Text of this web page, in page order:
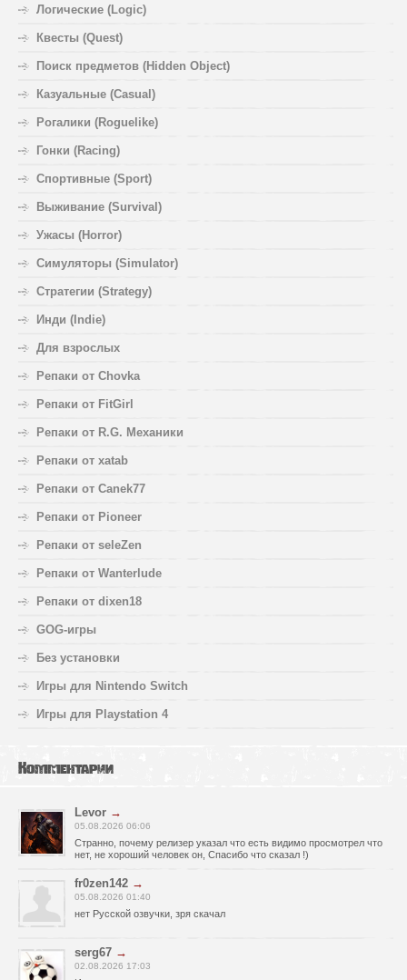
Логические (Logic)
Квесты (Quest)
Поиск предметов (Hidden Object)
Казуальные (Casual)
Рогалики (Roguelike)
Гонки (Racing)
Спортивные (Sport)
Выживание (Survival)
Ужасы (Horror)
Симуляторы (Simulator)
Стратегии (Strategy)
Инди (Indie)
Для взрослых
Репаки от Chovka
Репаки от FitGirl
Репаки от R.G. Механики
Репаки от xatab
Репаки от Canek77
Репаки от Pioneer
Репаки от seleZen
Репаки от Wanterlude
Репаки от dixen18
GOG-игры
Без установки
Игры для Nintendo Switch
Игры для Playstation 4
Комментарии
Levor →
05.08.2026 06:06
Странно, почему релизер указал что есть видимо просмотрел что
нет, не хороший человек он, Спасибо что сказал !)
fr0zen142 →
05.08.2026 01:40
нет Русской озвучки, зря скачал
serg67 →
02.08.2026 17:03